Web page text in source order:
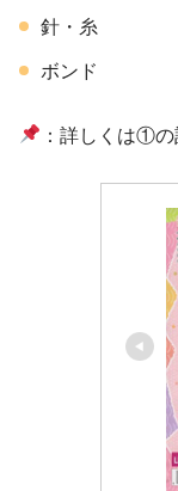
針・糸
ボンド
：詳しくは①の